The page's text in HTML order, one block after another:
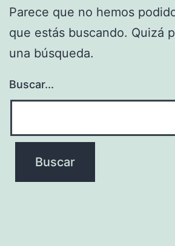
Parece que no hemos
que estás buscando. Quizá
una búsqueda.
Buscar...